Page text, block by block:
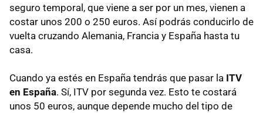
seguro temporal, que viene a ser por un mes, vienen a
costar unos 200 o 250 euros. Así podrás conducirlo de
vuelta cruzando Alemania, Francia y España hasta tu
casa.
Cuando ya estés en España tendrás que pasar la ITV
en España. Sí, ITV por segunda vez. Esto te costará
unos 50 euros, aunque depende mucho del tipo de